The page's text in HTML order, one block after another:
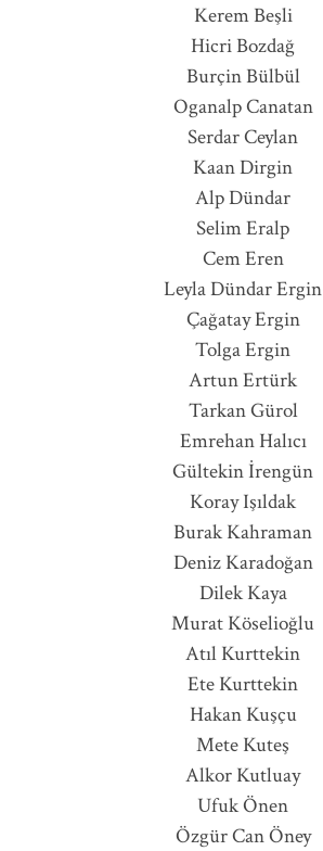
Kerem Beşli
Hicri Bozdağ
Burçin Bülbül
Oganalp Canatan
Serdar Ceylan
Kaan Dirgin
Alp Dündar
Selim Eralp
Cem Eren
Leyla Dündar Ergin
Çağatay Ergin
Tolga Ergin
Artun Ertürk
Tarkan Gürol
Emrehan Halıcı
Gültekin İrengün
Koray Işıldak
Burak Kahraman
Deniz Karadoğan
Dilek Kaya
Murat Köselioğlu
Atıl Kurttekin
Ete Kurttekin
Hakan Kuşçu
Mete Kuteş
Alkor Kutluay
Ufuk Önen
Özgür Can Öney